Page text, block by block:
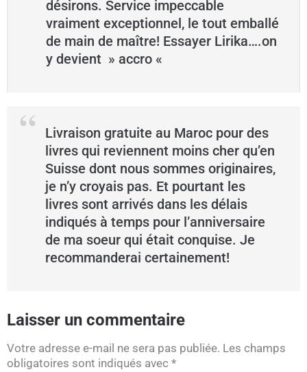
désirons. Service impeccable
vraiment exceptionnel, le tout emballé
de main de maître! Essayer Lirika….on
y devient » accro «
Livraison gratuite au Maroc pour des
livres qui reviennent moins cher qu’en
Suisse dont nous sommes originaires,
je n’y croyais pas. Et pourtant les
livres sont arrivés dans les délais
indiqués à temps pour l’anniversaire
de ma soeur qui était conquise. Je
recommanderai certainement!
Laisser un commentaire
Votre adresse e-mail ne sera pas publiée. Les champs
obligatoires sont indiqués avec *